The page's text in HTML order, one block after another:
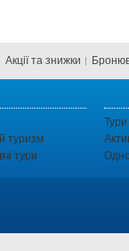
Акції та знижки
туризм
тури
Тури